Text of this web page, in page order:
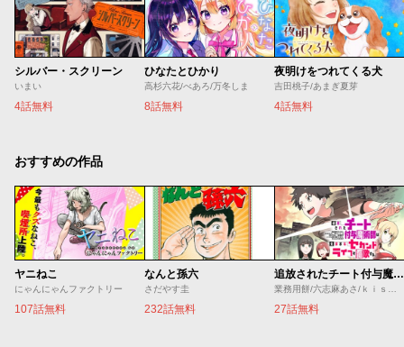
シルバー・スクリーン
いまい
4話無料
ひなたとひかり
高杉六花/べあろ/万冬しま
8話無料
夜明けをつれてくる犬
吉田桃子/あまぎ夏芽
4話無料
おすすめの作品
ヤニねこ
にゃんにゃんファクトリー
107話無料
なんと孫六
さだやす圭
232話無料
追放されたチート付与魔術師は気ままなセカンドライフを謳歌する。 ～俺は武器だけじゃなく、あらゆるものに『強化ポイント』を付与できるし、俺の意思でいつでも効果を解除できるけど、残った人たち大丈夫？～
27話無料